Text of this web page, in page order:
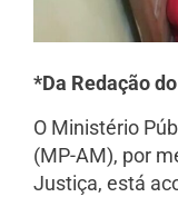
*Da Redação
O Ministério
(MP-AM), por
Justiça, está